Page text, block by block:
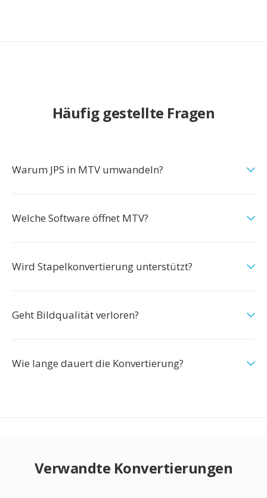
Häufig gestellte Fragen
Warum JPS in MTV umwandeln?
Welche Software öffnet MTV?
Wird Stapelkonvertierung unterstützt?
Geht Bildqualität verloren?
Wie lange dauert die Konvertierung?
Verwandte Konvertierungen